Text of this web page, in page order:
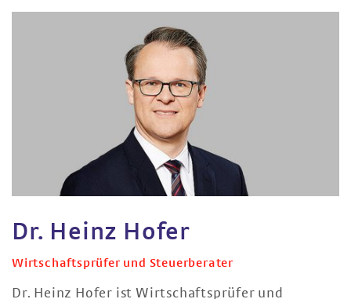
Dr. Heinz Hofer
Wirtschaftsprüfer und Steuerberater
Dr. Heinz Hofer ist Wirtschaftsprüfer und